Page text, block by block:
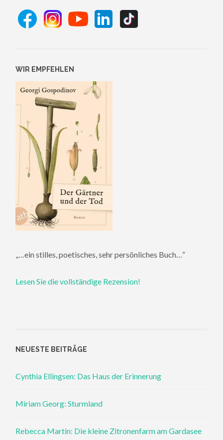
WIR EMPFEHLEN
„…ein stilles, poetisches, sehr persönliches Buch…“
Lesen Sie die vollständige Rezension!
NEUESTE BEITRÄGE
Cynthia Ellingsen: Das Haus der Erinnerung
Miriam Georg: Sturmland
Rebecca Martin: Die kleine Zitronenfarm am Gardasee